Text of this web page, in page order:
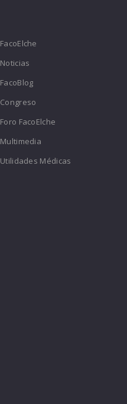
FacoElche
Noticias
FacoBlog
Congreso
Foro FacoElche
Multimedia
Utilidades Médicas